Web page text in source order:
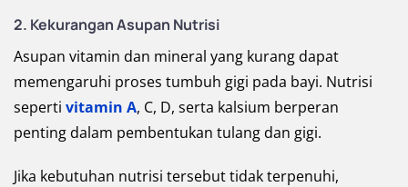
2. Kekurangan Asupan Nutrisi
Asupan vitamin dan mineral yang kurang dapat
memengaruhi proses tumbuh gigi pada bayi. Nutrisi
seperti vitamin A, C, D, serta kalsium berperan
penting dalam pembentukan tulang dan gigi.
Jika kebutuhan nutrisi tersebut tidak terpenuhi,